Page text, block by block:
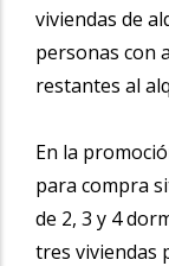
viviendas de
personas con
restantes al
En la
para compra
de 2, 3 y 4
tres viviendas